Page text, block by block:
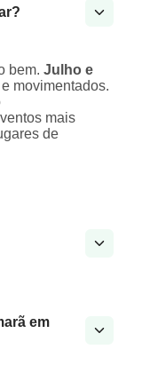
bem. Julho e
movimentados.
mais
de
em